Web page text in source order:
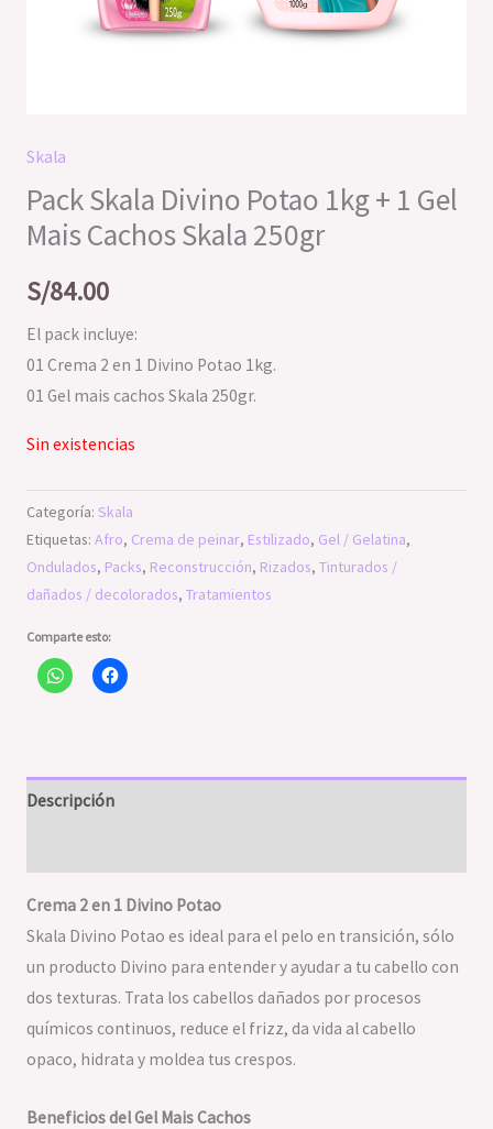
Skala
Pack Skala Divino Potao 1kg + 1 Gel
Mais Cachos Skala 250gr
S/84.00
El pack incluye:
01 Crema 2 en 1 Divino Potao 1kg.
01 Gel mais cachos Skala 250gr.
Sin existencias
Categoría: Skala
Etiquetas: Afro, Crema de peinar, Estilizado, Gel / Gelatina,
Ondulados, Packs, Reconstrucción, Rizados, Tinturados /
dañados / decolorados, Tratamientos
Comparte esto:
Descripción
Crema 2 en 1 Divino Potao
Skala Divino Potao es ideal para el pelo en transición, sólo
un producto Divino para entender y ayudar a tu cabello con
dos texturas. Trata los cabellos dañados por procesos
químicos continuos, reduce el frizz, da vida al cabello
opaco, hidrata y moldea tus crespos.
Beneficios del Gel Mais Cachos